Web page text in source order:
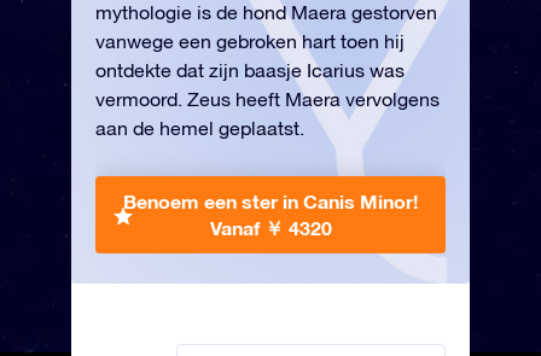
mythologie is de hond Maera gestorven
vanwege een gebroken hart toen hij
ontdekte dat zijn baasje Icarius was
vermoord. Zeus heeft Maera vervolgens
aan de hemel geplaatst.
Benoem een ster in Canis Minor!
Vanaf ￥ 4320